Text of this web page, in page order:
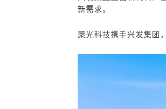
新需求。
聚光科技携手兴发集团，